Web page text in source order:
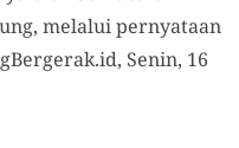
melalui pernyataan
Senin, 16